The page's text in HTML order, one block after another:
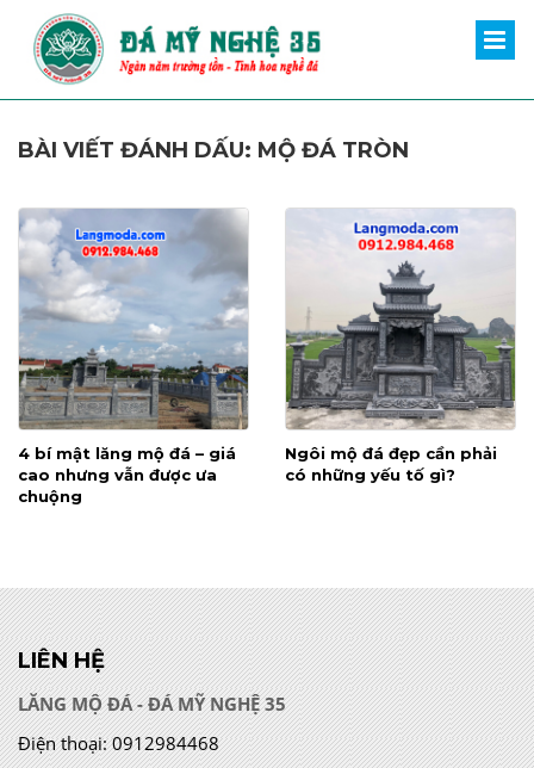
BÀI VIẾT ĐÁNH DẤU: MỘ ĐÁ TRÒN
4 bí mật lăng mộ đá – giá
cao nhưng vẫn được ưa
chuộng
Ngôi mộ đá đẹp cần phải
có những yếu tố gì?
LIÊN HỆ
LĂNG MỘ ĐÁ - ĐÁ MỸ NGHỆ 35
Điện thoại: 0912984468